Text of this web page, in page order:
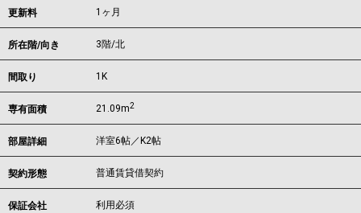
更新料 1ヶ月
所在階/向き 3階/北
間取り 1K
専有面積 21.09m2
部屋詳細 洋室6帖／K2帖
契約形態 普通賃貸借契約
保証会社 利用必須